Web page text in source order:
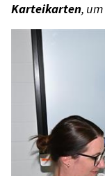
Karteikarten,